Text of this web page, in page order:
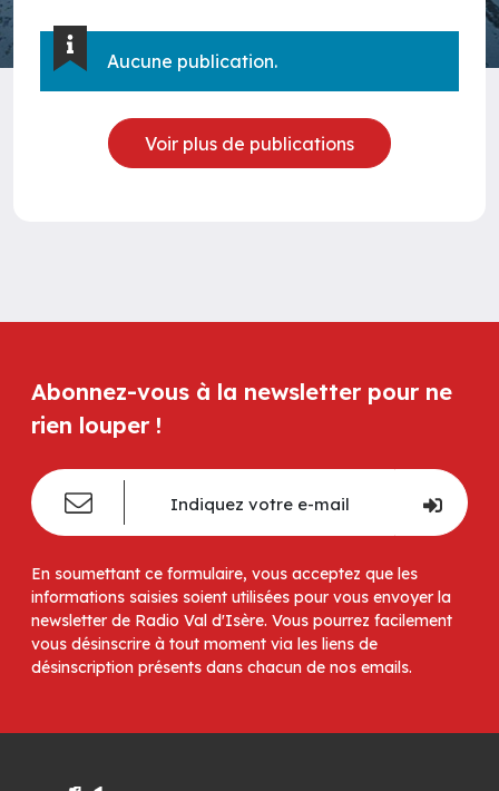
Aucune publication.
Voir plus de publications
Abonnez-vous à la newsletter pour ne
rien louper !
En soumettant ce formulaire, vous acceptez que les
informations saisies soient utilisées pour vous envoyer la
newsletter de Radio Val d'Isère. Vous pourrez facilement
vous désinscrire à tout moment via les liens de
désinscription présents dans chacun de nos emails.